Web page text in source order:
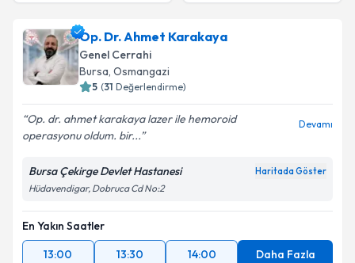
Op. Dr. Ahmet Karakaya
Genel Cerrahi
Bursa, Osmangazi
5 (31 Değerlendirme)
Op. dr. ahmet karakaya lazer ile hemoroid
operasyonu oldum. bir...
Devamı
Bursa Çekirge Devlet Hastanesi Haritada Göster
Hüdavendigar, Dobruca Cd No:2
En Yakın Saatler
13:00
13:30 14:00 Daha Fazla